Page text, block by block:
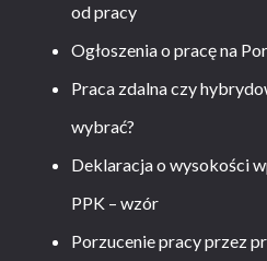
od pracy
Ogłoszenia o pracę na
Praca zdalna czy
wybrać?
Deklaracja o wysokości
PPK – wzór
Porzucenie pracy przez